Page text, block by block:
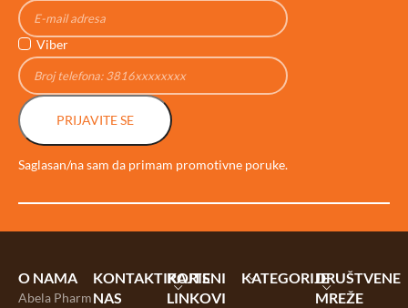
Viber
PRIJAVITE SE
Saglasan/na sam da primam promotivne poruke.
O NAMA
Abela Pharm
KONTAKTIRAJTE
NAS
KORISNI
LINKOVI
KATEGORIJEDRUŠTVENE
MREŽE